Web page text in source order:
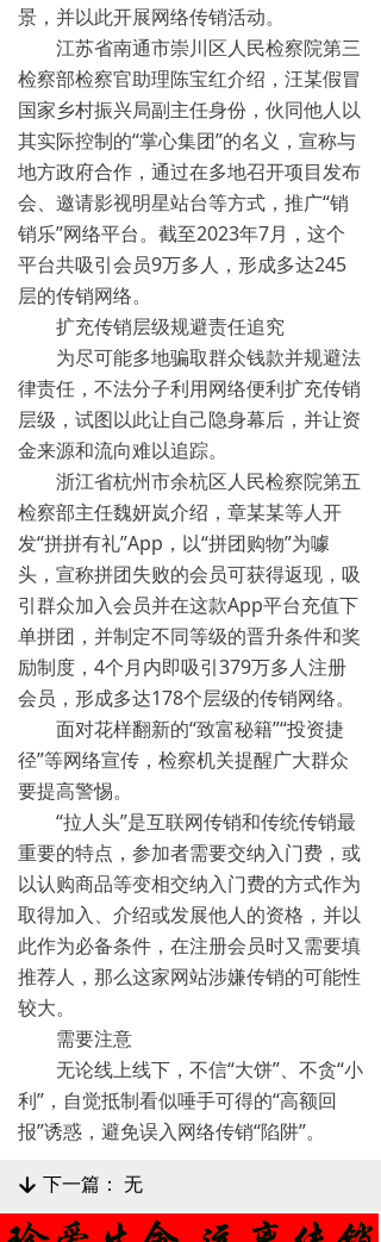
景，并以此开展网络传销活动。
江苏省南通市崇川区人民检察院第三
检察部检察官助理陈宝红介绍，汪某假冒
国家乡村振兴局副主任身份，伙同他人以
其实际控制的“掌心集团”的名义，宣称与
地方政府合作，通过在多地召开项目发布
会、邀请影视明星站台等方式，推广“销
销乐”网络平台。截至2023年7月，这个
平台共吸引会员9万多人，形成多达245
层的传销网络。
扩充传销层级规避责任追究
为尽可能多地骗取群众钱款并规避法
律责任，不法分子利用网络便利扩充传销
层级，试图以此让自己隐身幕后，并让资
金来源和流向难以追踪。
浙江省杭州市余杭区人民检察院第五
检察部主任魏妍岚介绍，章某某等人开
发“拼拼有礼”App，以“拼团购物”为噱
头，宣称拼团失败的会员可获得返现，吸
引群众加入会员并在这款App平台充值下
单拼团，并制定不同等级的晋升条件和奖
励制度，4个月内即吸引379万多人注册
会员，形成多达178个层级的传销网络。
面对花样翻新的“致富秘籍”“投资捷
径”等网络宣传，检察机关提醒广大群众
要提高警惕。
“拉人头”是互联网传销和传统传销最
重要的特点，参加者需要交纳入门费，或
以认购商品等变相交纳入门费的方式作为
取得加入、介绍或发展他人的资格，并以
此作为必备条件，在注册会员时又需要填
推荐人，那么这家网站涉嫌传销的可能性
较大。
需要注意
无论线上线下，不信“大饼”、不贪“小
利”，自觉抵制看似唾手可得的“高额回
报”诱惑，避免误入网络传销“陷阱”。
녓 下一篇： 无